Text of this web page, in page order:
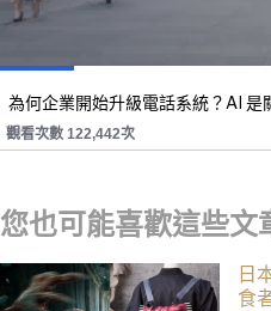
為何企業開始升級電話系統？AI 是
觀看次數 122,442次
您也可能喜歡這些文
日
食